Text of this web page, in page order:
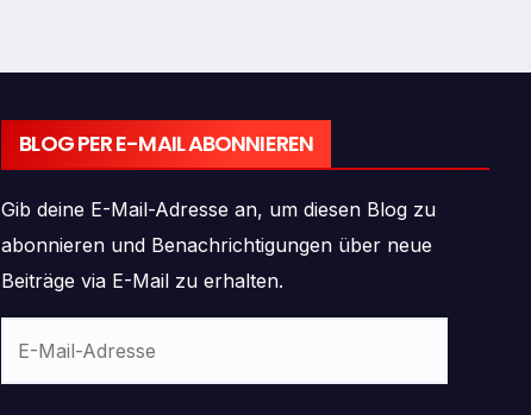
BLOG PER E-MAIL ABONNIEREN
Gib deine E-Mail-Adresse an, um diesen Blog zu
abonnieren und Benachrichtigungen über neue
Beiträge via E-Mail zu erhalten.